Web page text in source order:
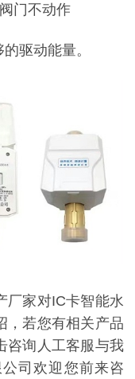
门不动作
驱动能量。
厂家对IC卡智能水
，若您有相关产品
咨询人工客服与我
司欢迎您前来咨